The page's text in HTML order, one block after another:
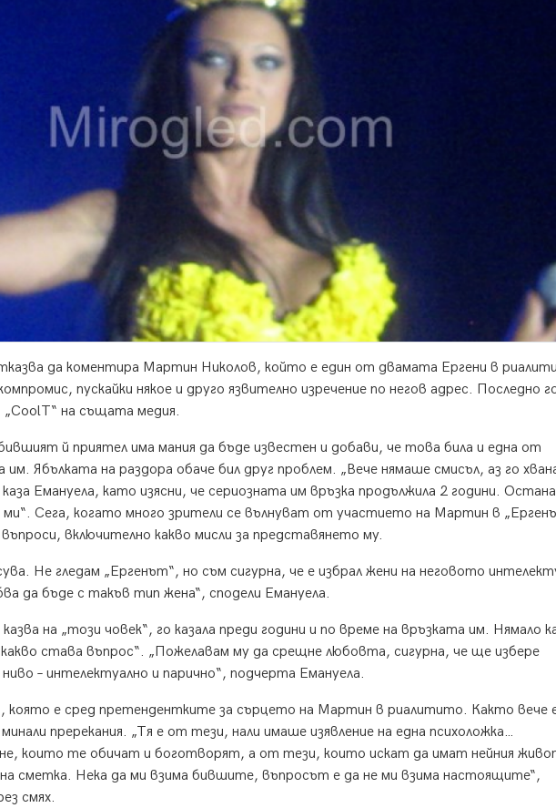
да коментира Мартин Николов, който е един от двамата Ергени в
пускайки някое и друго язвително изречение по негов адрес. Последно
на същата медия.
й приятел има мания да бъде известен и добави, че това била и една от
им. Ябълката на раздора обаче бил друг проблем. „Вече нямаше смисъл, аз го
Емануела, като изясни, че сериозната им връзка продължила 2 години.
ми“. Сега, когато много зрители се вълнуват от участието на Мартин в
включително какво мисли за представянето му.
Не гледам „Ергенът“, но съм сигурна, че е избрал жени на неговото
да бъде с такъв тип жена“, сподели Емануела.
на „този човек“, го казала преди години и по време на връзката им. Нямало
става въпрос“. „Пожелавам му да срещне любовта, сигурна, че ще избере
– интелектуално и парично“, подчерта Емануела.
която е сред претендентките за сърцето на Мартин в риалитито. Както вече
пререкания. „Тя е от тези, нали имаше изявление на една психоложка…
които те обичат и боготворят, а от тези, които искат да имат нейния
сметка. Нека да ми взима бившите, въпросът е да не ми взима настоящите“,
смях.